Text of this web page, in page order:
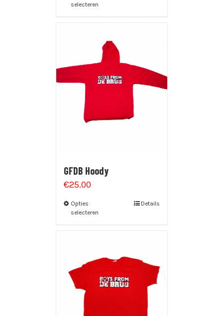
selecteren
GFDB Hoody
€25.00
Opties
selecteren
Details